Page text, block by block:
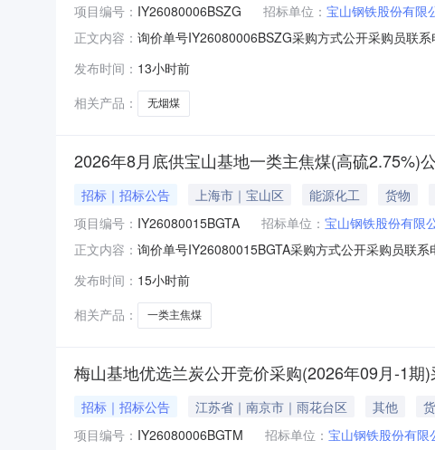
项目编号： IY26080006BSZG 招标单位： 宝山钢铁股份有限
正文内容： 询价单号IY26080006BSZG采购方式公开采购员联
江原料码头二、保证金额度：2000000.0元三、商务
发布时间： 13小时前
相关产品：
无烟煤
2026年8月底供宝山基地一类主焦煤(高硫2.75%)
招标｜招标公告 上海市｜宝山区 能源化工 货物
项目编号： IY26080015BGTA 招标单位： 宝山钢铁股份有限
正文内容： 询价单号IY26080015BGTA采购方式公开采购员联
二、保证金额度：2000000.0元三、商务条款：定价
发布时间： 15小时前
相关产品：
一类主焦煤
梅山基地优选兰炭公开竞价采购(2026年09月-1期
招标｜招标公告 江苏省｜南京市｜雨花台区 其他
项目编号： IY26080006BGTM 招标单位： 宝山钢铁股份有限